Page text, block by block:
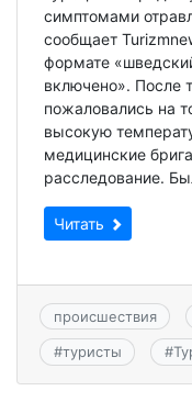
симптомами
сообщает
формате
включено». После
пожаловались на
высокую
медицинские
расследование.
Читать
происшествия
#туристы #